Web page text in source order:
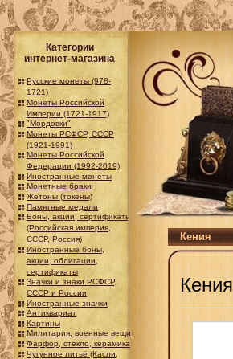
Категории
интернет-магазина
Русские монеты (978-
1721)
Монеты Российской
Империи (1721-1917)
"Мордовки"
Монеты РСФСР, СССР
(1921-1991)
Монеты Российской
Федерации (1992-2019)
Иностранные монеты
Монетные браки
Жетоны (токены)
Памятные медали
Боны, акции, сертификаты
(Российская империя,
СССР, Россия)
Иностранные боны,
акции, облигации,
сертификаты
Значки и знаки РСФСР,
СССР и России
Иностранные значки
Антиквариат
Картины
Милитария, военные вещи
Фарфор, стекло, керамика
Чугунное литьё (Касли,
Кения
Кения